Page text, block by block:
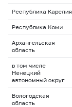
Республика Карелия
Республика Коми
Архангельская
область
в том числе
Ненецкий
автономный округ
Вологодская
область